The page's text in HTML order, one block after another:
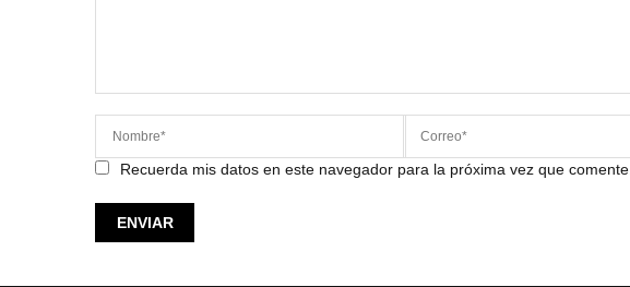
Recuerda mis datos en este navegador para la próxima vez que comente.